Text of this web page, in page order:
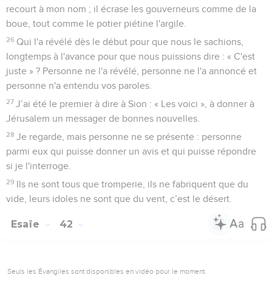
recourt à mon nom ; il écrase les gouverneurs comme de la
boue, tout comme le potier piétine l'argile.
26 Qui l'a révélé dès le début pour que nous le sachions,
longtemps à l'avance pour que nous puissions dire : « C'est
juste » ? Personne ne l'a révélé, personne ne l'a annoncé et
personne n'a entendu vos paroles.
27 J’ai été le premier à dire à Sion : « Les voici », à donner à
Jérusalem un messager de bonnes nouvelles.
28 Je regarde, mais personne ne se présente : personne
parmi eux qui puisse donner un avis et qui puisse répondre
si je l'interroge.
29 Ils ne sont tous que tromperie, ils ne fabriquent que du
vide, leurs idoles ne sont que du vent, c’est le désert.
Esaïe 42
Seuls les Évangiles sont disponibles en vidéo pour le moment.